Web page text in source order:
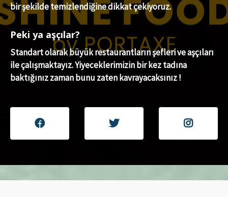
bir şekilde temizlendiğine dikkat çekiyoruz.
Peki ya aşçılar?
Standart olarak büyük restaurantların şefleri ve aşçıları
ile çalışmaktayız. Yiyeceklerimizin bir kez tadına
baktığınız zaman bunu zaten kavrayacaksınız !